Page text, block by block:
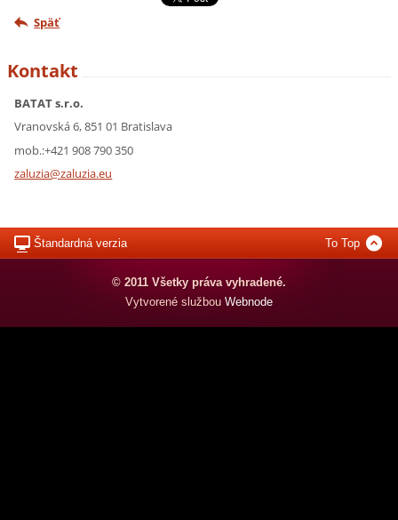
Späť
Kontakt
BATAT s.r.o.
Vranovská 6, 851 01 Bratislava
mob.:+421 908 790 350
zaluzia@zaluzia.eu
Štandardná verzia To Top
© 2011 Všetky práva vyhradené.
Vytvorené službou Webnode